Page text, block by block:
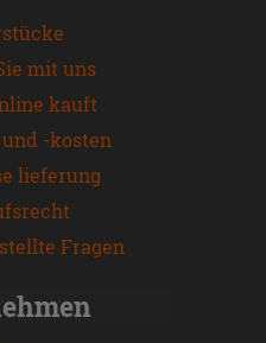
mit uns
kauft
-kosten
lieferung
Fragen